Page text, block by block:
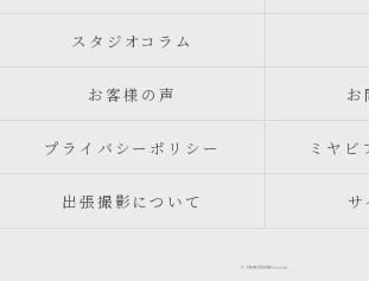
スタジオコラム
お客様の声 お
プライバシーポリシー ミヤビ
出張撮影について サ